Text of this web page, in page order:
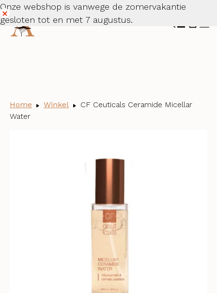
Onze webshop is vanwege de zomervakantie
gesloten tot en met 7 augustus.
Dismiss
Home Winkel
CF Ceuticals Ceramide Micellar
Water